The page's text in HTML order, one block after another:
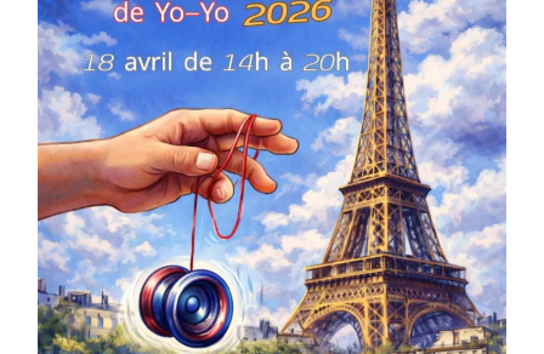
COMPÉTITIONS CULTURE EN FAMILLE JEUNESSE & SPORTS
Championnat de France de la FYYA
le 18 avril – Paris 14e
On18/03/2026byWebmaster2Risi